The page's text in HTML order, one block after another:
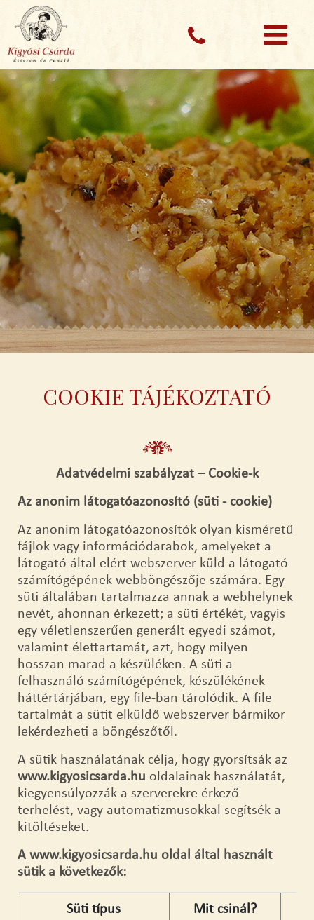
COOKIE TÁJÉKOZTATÓ
Adatvédelmi szabályzat – Cookie-k
Az anonim látogatóazonosító (süti - cookie)
Az anonim látogatóazonosítók olyan kisméretű
fájlok vagy információdarabok, amelyeket a
látogató által elért webszerver küld a látogató
számítógépének webböngészője számára. Egy
süti általában tartalmazza annak a webhelynek
nevét, ahonnan érkezett; a süti értékét, vagyis
egy véletlenszerűen generált egyedi számot,
valamint élettartamát, azt, hogy milyen
hosszan marad a készüléken. A süti a
felhasználó számítógépének, készülékének
háttértárjában, egy file-ban tárolódik. A file
tartalmát a sütit elküldő webszerver bármikor
lekérdezheti a böngészőtől.
A sütik használatának célja, hogy gyorsítsák az
www.kigyosicsarda.hu oldalainak használatát,
kiegyensúlyozzák a szerverekre érkező
terhelést, vagy automatizmusokkal segítsék a
kitöltéseket.
A www.kigyosicsarda.hu oldal által használt
sütik a következők:
Süti típus Mit csinál?